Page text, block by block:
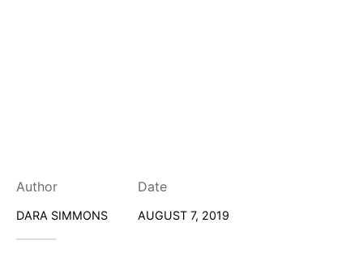
Author
DARA SIMMONS
Date
AUGUST 7, 2019